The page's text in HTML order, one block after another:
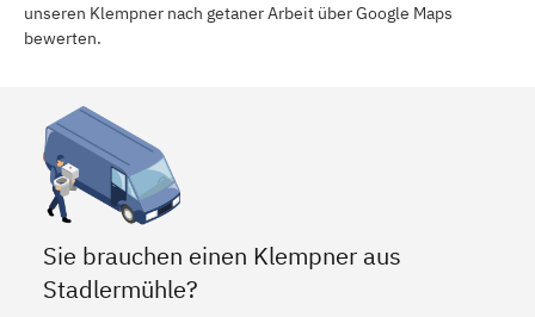
unseren Klempner nach getaner Arbeit über Google Maps
bewerten.
Sie brauchen einen Klempner aus
Stadlermühle?